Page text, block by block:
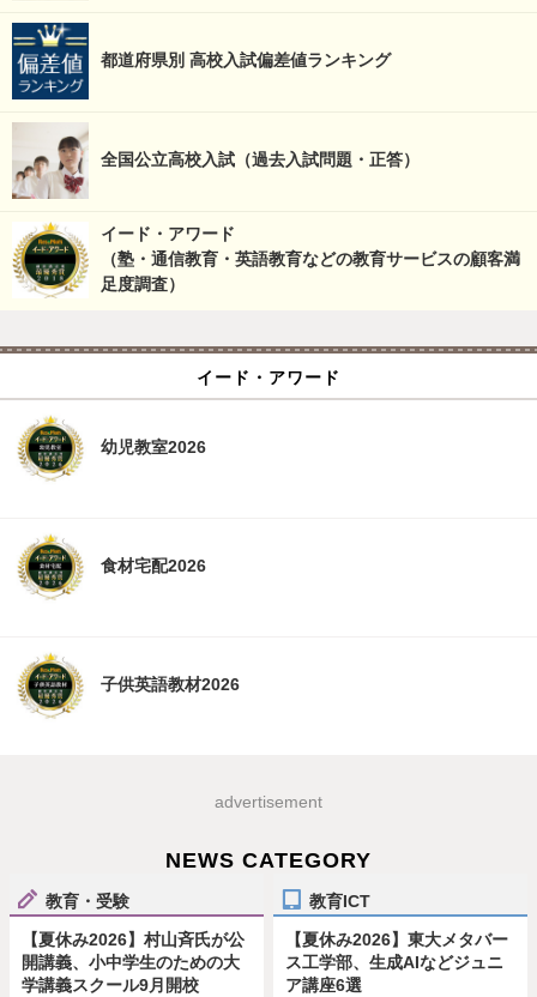
都道府県別 高校入試偏差値ランキング
全国公立高校入試（過去入試問題・正答）
イード・アワード
（塾・通信教育・英語教育などの教育サービスの顧客満
足度調査）
イード・アワード
幼児教室2026
食材宅配2026
子供英語教材2026
advertisement
NEWS CATEGORY
教育・受験
【夏休み2026】村山斉氏が公
開講義、小中学生のための大
学講義スクール9月開校
教育ICT
【夏休み2026】東大メタバー
ス工学部、生成AIなどジュニ
ア講座6選